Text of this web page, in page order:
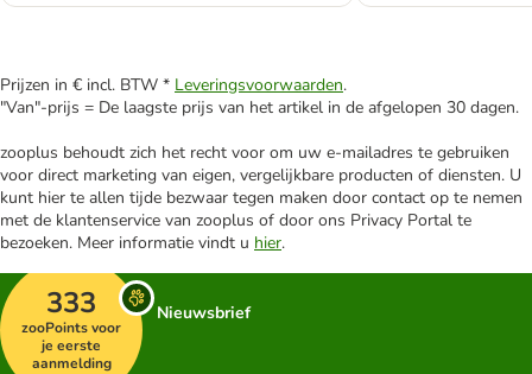
Prijzen in € incl. BTW * Leveringsvoorwaarden.
"Van"-prijs = De laagste prijs van het artikel in de afgelopen 30 dagen.
zooplus behoudt zich het recht voor om uw e-mailadres te gebruiken
voor direct marketing van eigen, vergelijkbare producten of diensten. U
kunt hier te allen tijde bezwaar tegen maken door contact op te nemen
met de klantenservice van zooplus of door ons Privacy Portal te
bezoeken. Meer informatie vindt u hier.
333
zooPoints voor
je eerste
aanmelding
Nieuwsbrief